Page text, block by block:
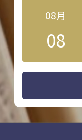
08月
08